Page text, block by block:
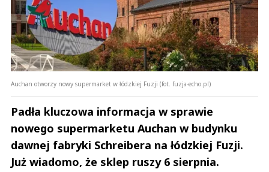
Nie znaleziono komentarzy
Zostaw swoje komentarze
Imię (Wymagane)
Anuluj
Prześlij komentarz
Auchan otworzy nowy supermarket w łódzkiej Fuzji (fot. fuzja-echo.pl)
Padła kluczowa informacja w sprawie
nowego supermarketu Auchan w budynku
dawnej fabryki Schreibera na łódzkiej Fuzji.
Już wiadomo, że sklep ruszy 6 sierpnia.